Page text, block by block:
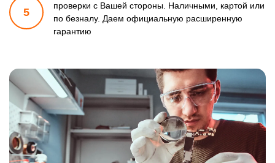
5
проверки с Вашей стороны. Наличными, картой или
по безналу. Даем официальную расширенную
гарантию